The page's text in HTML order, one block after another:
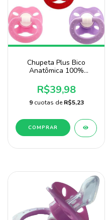
Chupeta Plus Bico
Anatômica 100%
Unidades
R$39,98
9 cuotas deR$5,23
COMPRAR